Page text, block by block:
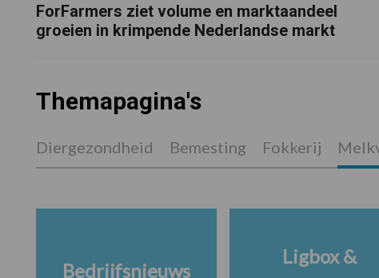
ForFarmers ziet volume en marktaandeel
groeien in krimpende Nederlandse markt
Themapagina's
Diergezondheid Bemesting Fokkerij
Bedrijfsnieuws
Ligbox &